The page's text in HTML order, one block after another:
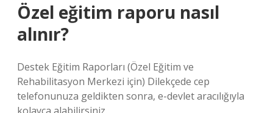
Özel eğitim raporu nasıl
alınır?
Destek Eğitim Raporları (Özel Eğitim ve
Rehabilitasyon Merkezi için) Dilekçede cep
telefonunuza geldikten sonra, e-devlet aracılığıyla